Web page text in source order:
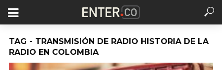
TAG - TRANSMISIÓN DE RADIO HISTORIA DE LA
RADIO EN COLOMBIA